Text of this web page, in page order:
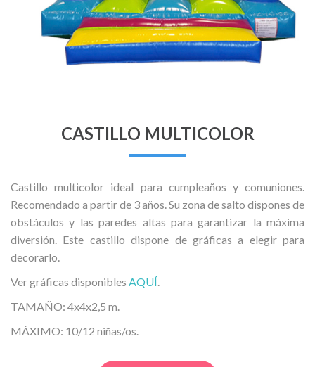
CASTILLO MULTICOLOR
Castillo multicolor ideal para cumpleaños y comuniones.
Recomendado a partir de 3 años. Su zona de salto dispones de
obstáculos y las paredes altas para garantizar la máxima
diversión. Este castillo dispone de gráficas a elegir para
decorarlo.
Ver gráficas disponibles AQUÍ.
TAMAÑO: 4x4x2,5 m.
MÁXIMO: 10/12 niñas/os.